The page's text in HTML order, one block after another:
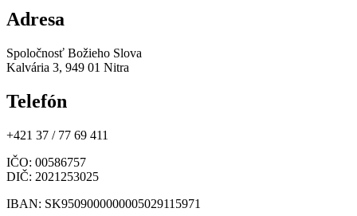
Adresa
Spoločnosť Božieho Slova
Kalvária 3, 949 01 Nitra
Telefón
+421 37 / 77 69 411
IČO: 00586757
DIČ: 2021253025
IBAN: SK9509000000005029115971